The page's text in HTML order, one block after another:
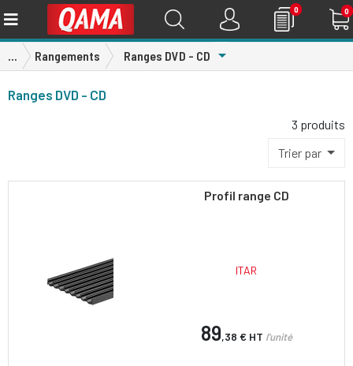
0 0
... Rangements Ranges DVD - CD Toggle Dropdown
Ranges DVD - CD
3 produits
Trier par
Profil range CD
ITAR
89,38 € HT l'unité